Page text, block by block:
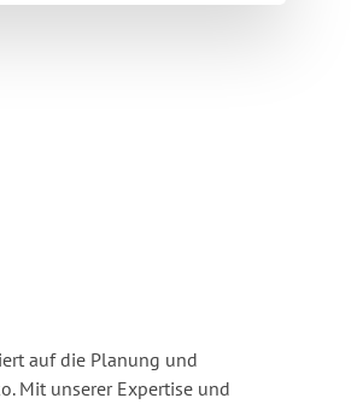
auf die Planung und
Mit unserer Expertise und